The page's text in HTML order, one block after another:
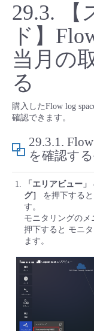
ネットワー
サポート
管理機能
すべてのメ
クラウド/サ
モニタリン
サポート
管理機能
すべてのメ
料金シミュ
ネットワーク
IoT
モニタリン
サポート
すべてのメ
ご利用開始ガイ
■ 管理機能
■ セットアップ
- 新規お申し込
- 初期設定・確認
- ユーザー機能の
- 登録情報の管理
- APIリファレンス
ユースケース
- セキュリティ・
- データと分析
- IoT
- マルチクラウ
故障/メンテナンス
サービス稼
故障/メンテ
メンテナン
定期メンテ
パートナー
トレーニング/操
脱炭素化
29.3.
ド】
当月の
る
購入したFlow log
確認できます。
29.3.1.
を確認す
「エリアビュー」
グ］
を押下する
す。
モニタリングのメ
押下すると モニ
ます。